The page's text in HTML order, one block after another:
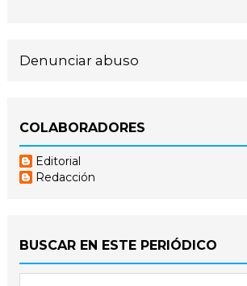
Denunciar abuso
COLABORADORES
Editorial
Redacción
BUSCAR EN ESTE PERIÓDICO